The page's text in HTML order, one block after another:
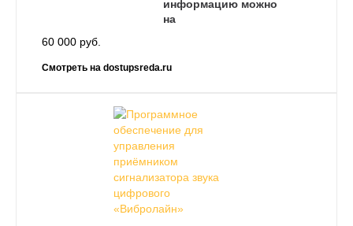
информацию можно
на
60 000 руб.
Смотреть на dostupsreda.ru